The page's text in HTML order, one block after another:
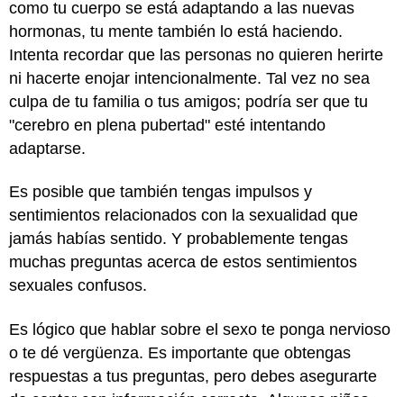
como tu cuerpo se está adaptando a las nuevas
hormonas, tu mente también lo está haciendo.
Intenta recordar que las personas no quieren herirte
ni hacerte enojar intencionalmente. Tal vez no sea
culpa de tu familia o tus amigos; podría ser que tu
"cerebro en plena pubertad" esté intentando
adaptarse.
Es posible que también tengas impulsos y
sentimientos relacionados con la sexualidad que
jamás habías sentido. Y probablemente tengas
muchas preguntas acerca de estos sentimientos
sexuales confusos.
Es lógico que hablar sobre el sexo te ponga nervioso
o te dé vergüenza. Es importante que obtengas
respuestas a tus preguntas, pero debes asegurarte